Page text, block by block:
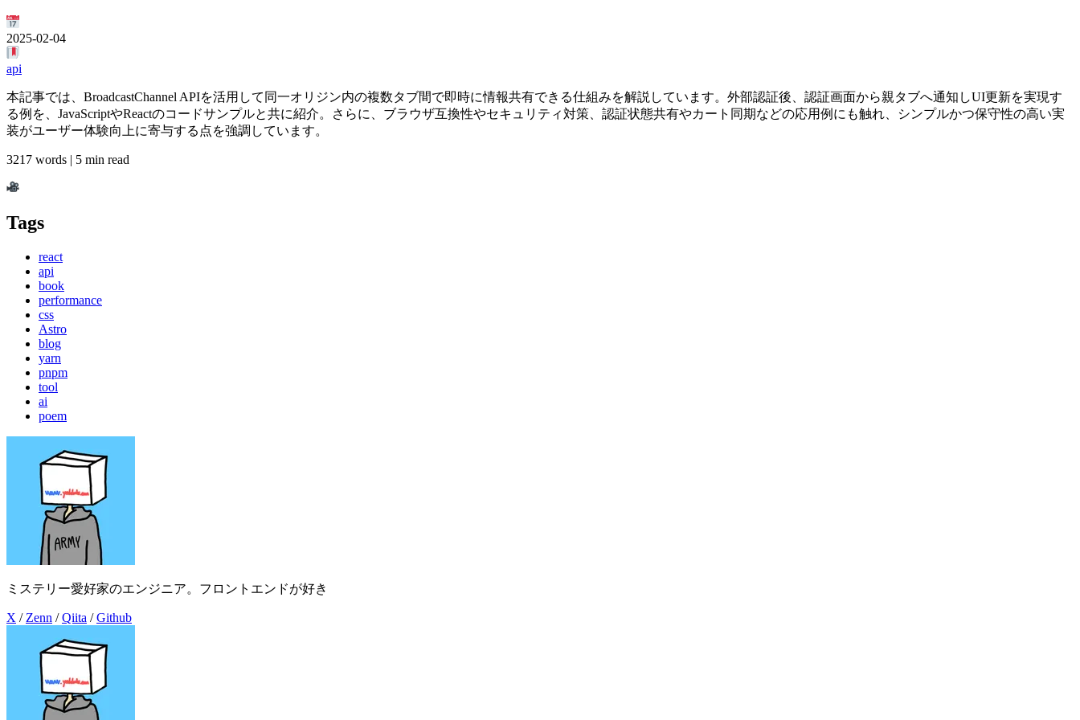
2025-02-04
api
本記事では、BroadcastChannel APIを活用して同一オリジン内の複数タブ間で即時に情報共有できる仕組みを解説しています。外部認証後、認証画面から親タブへ通知しUI更新を実現す
る例を、JavaScriptやReactのコードサンプルと共に紹介。さらに、ブラウザ互換性やセキュリティ対策、認証状態共有やカート同期などの応用例にも触れ、シンプルかつ保守性の高い実
装がユーザー体験向上に寄与する点を強調しています。
3217 words | 5 min read
Tags
react
api
book
performance
css
Astro
blog
yarn
pnpm
tool
ai
poem
ミステリー愛好家のエンジニア。フロントエンドが好き
X / Zenn / Qiita / Github